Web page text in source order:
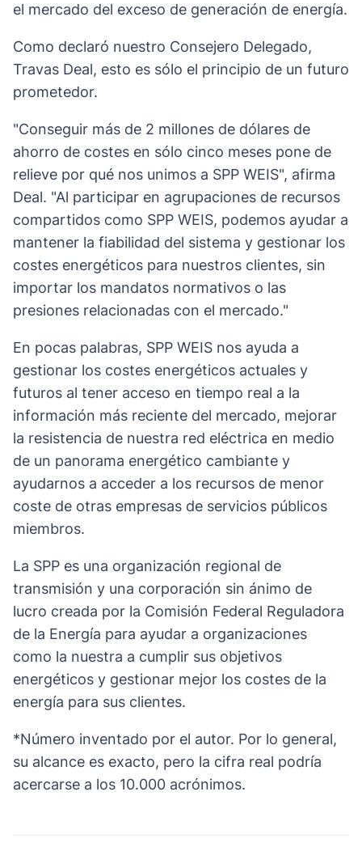
el mercado del exceso de generación de energía.
Como declaró nuestro Consejero Delegado,
Travas Deal, esto es sólo el principio de un futuro
prometedor.
"Conseguir más de 2 millones de dólares de
ahorro de costes en sólo cinco meses pone de
relieve por qué nos unimos a SPP WEIS", afirma
Deal. "Al participar en agrupaciones de recursos
compartidos como SPP WEIS, podemos ayudar a
mantener la fiabilidad del sistema y gestionar los
costes energéticos para nuestros clientes, sin
importar los mandatos normativos o las
presiones relacionadas con el mercado."
En pocas palabras, SPP WEIS nos ayuda a
gestionar los costes energéticos actuales y
futuros al tener acceso en tiempo real a la
información más reciente del mercado, mejorar
la resistencia de nuestra red eléctrica en medio
de un panorama energético cambiante y
ayudarnos a acceder a los recursos de menor
coste de otras empresas de servicios públicos
miembros.
La SPP es una organización regional de
transmisión y una corporación sin ánimo de
lucro creada por la Comisión Federal Reguladora
de la Energía para ayudar a organizaciones
como la nuestra a cumplir sus objetivos
energéticos y gestionar mejor los costes de la
energía para sus clientes.
*Número inventado por el autor. Por lo general,
su alcance es exacto, pero la cifra real podría
acercarse a los 10.000 acrónimos.